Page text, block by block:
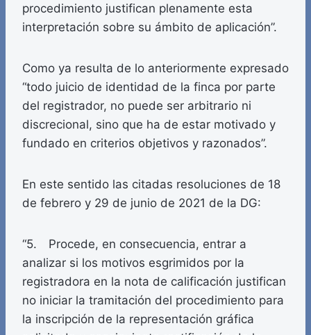
procedimiento justifican plenamente esta
interpretación sobre su ámbito de aplicación”.
Como ya resulta de lo anteriormente expresado
“todo juicio de identidad de la finca por parte
del registrador, no puede ser arbitrario ni
discrecional, sino que ha de estar motivado y
fundado en criterios objetivos y razonados”.
En este sentido las citadas resoluciones de 18
de febrero y 29 de junio de 2021 de la DG:
“5. Procede, en consecuencia, entrar a
analizar si los motivos esgrimidos por la
registradora en la nota de calificación justifican
no iniciar la tramitación del procedimiento para
la inscripción de la representación gráfica